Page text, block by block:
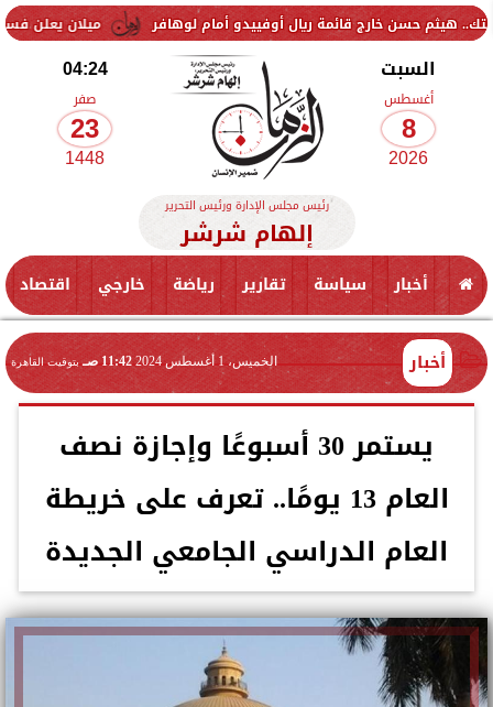
ميلان يعلن فسخ عقد إسماعيل بن قائمة ريال أوفييدو أمام لوهافر
السبت
أغسطس
8
2026
04:24
صفر
23
1448
رئيس مجلس الإدارة ورئيس التحرير
إلهام شرشر
أخبار سياسة تقارير رياضة خارجي اقتصاد
أخبار الخميس، 1 أغسطس 2024 11:42 صـ بتوقيت القاهرة
يستمر 30 أسبوعًا وإجازة نصف
العام 13 يومًا.. تعرف على خريطة
العام الدراسي الجامعي الجديدة